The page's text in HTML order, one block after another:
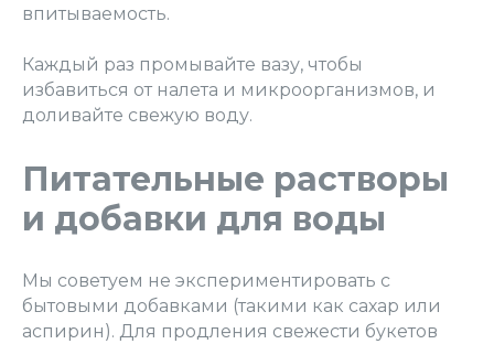
впитываемость.
Каждый раз промывайте вазу, чтобы
избавиться от налета и микроорганизмов, и
доливайте свежую воду.
Питательные растворы
и добавки для воды
Мы советуем не экспериментировать с
бытовыми добавками (такими как сахар или
аспирин). Для продления свежести букетов